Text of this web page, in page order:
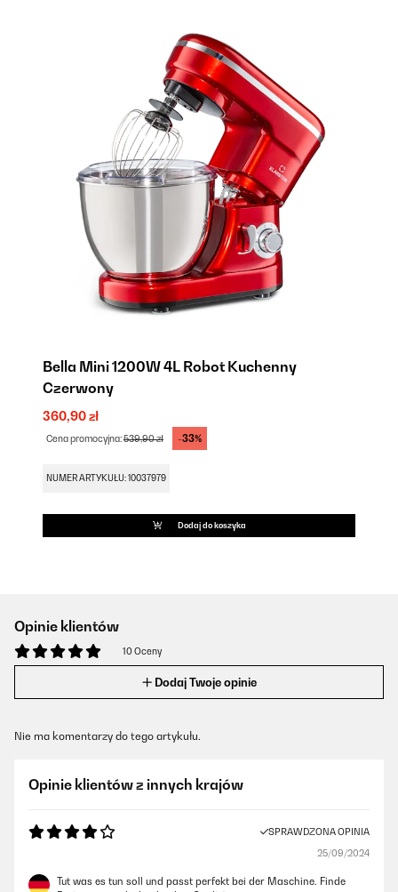
Bella Mini 1200W 4L Robot Kuchenny
Czerwony
360,90 zł
Cena promocyjna:539,90 zł -33%
NUMER ARTYKUŁU: 10037979
Dodaj do koszyka
Opinie klientów
10 Oceny
Dodaj Twoje opinie
Nie ma komentarzy do tego artykułu.
Opinie klientów z innych krajów
SPRAWDZONA OPINIA
25/09/2024
Tut was es tun soll und passt perfekt bei der Maschine. Finde